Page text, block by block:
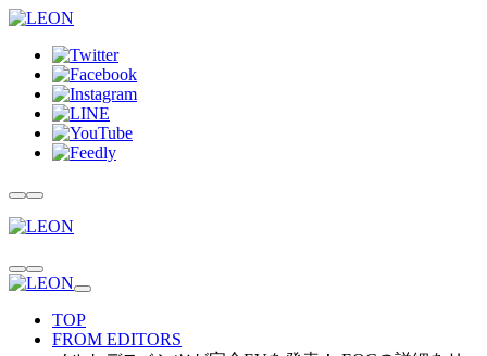
TOP
FROM EDITORS